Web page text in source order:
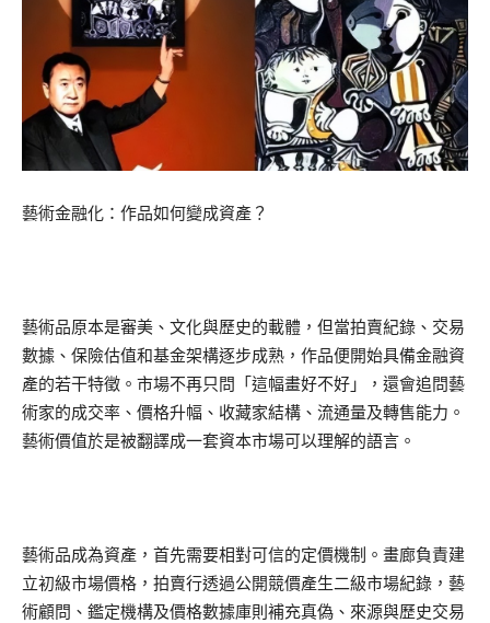
藝術金融化：作品如何變成資產？
藝術品原本是審美、文化與歷史的載體，但當拍賣紀錄、交易
數據、保險估值和基金架構逐步成熟，作品便開始具備金融資
產的若干特徵。市場不再只問「這幅畫好不好」，還會追問藝
術家的成交率、價格升幅、收藏家結構、流通量及轉售能力。
藝術價值於是被翻譯成一套資本市場可以理解的語言。
藝術品成為資產，首先需要相對可信的定價機制。畫廊負責建
立初級市場價格，拍賣行透過公開競價產生二級市場紀錄，藝
術顧問、鑑定機構及價格數據庫則補充真偽、來源與歷史交易